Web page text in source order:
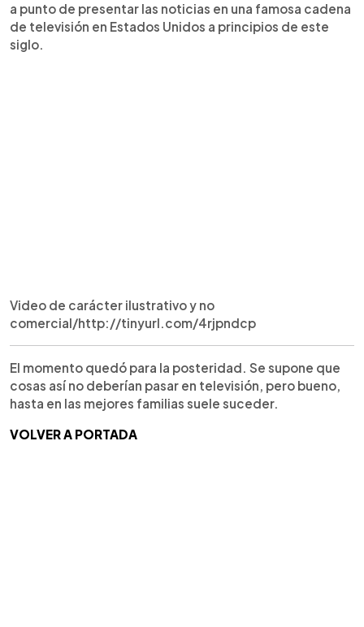
a punto de presentar las noticias en una famosa cadena
de televisión en Estados Unidos a principios de este
siglo.
Video de carácter ilustrativo y no
comercial/http://tinyurl.com/4rjpndcp
El momento quedó para la posteridad. Se supone que
cosas así no deberían pasar en televisión, pero bueno,
hasta en las mejores familias suele suceder.
VOLVER A PORTADA